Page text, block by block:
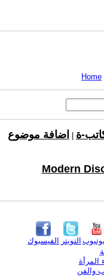
Home
ة
اضافة موضوع
Modern
الفيسبوك التويتر
المرأة
والفن